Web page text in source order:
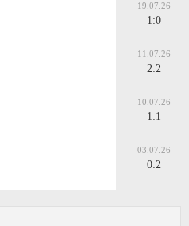
19.07.26
1:0
11.07.26
2:2
10.07.26
1:1
03.07.26
0:2